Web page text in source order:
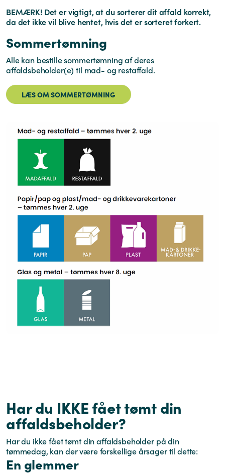
BEMÆRK! Det er vigtigt, at du sorterer dit affald korrekt,
da det ikke vil blive hentet, hvis det er sorteret forkert.
Sommertømning
Alle kan bestille sommertømning af deres
affaldsbeholder(e) til mad- og restaffald.
LÆS OM SOMMERTØMNING
Har du IKKE fået tømt din
affaldsbeholder?
Har du ikke fået tømt din affaldsbeholder på din
tømmedag, kan der være forskellige årsager til dette:
En glemmer